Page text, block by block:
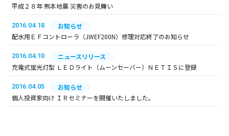
平成２８年 熊本地震 災害のお見舞い
2016.04.18
お知らせ
配水用ＥＦコントローラ（JWEF200N）修理対応終了のお知らせ
2016.04.10
ニュースリリース
充電式蛍光灯型 ＬＥＤライト（ムーンセーバー）ＮＥＴＩＳに登録
2016.04.05
お知らせ
個人投資家向け ＩＲセミナーを開催いたしました。